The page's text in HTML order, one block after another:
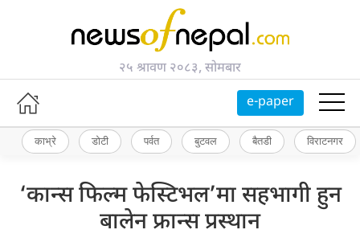
२५ श्रावण २०८३, सोमबार
e-paper
काभ्रे डोटी पर्वत बुटवल बैतडी विराटनगर
‘कान्स फिल्म फेस्टिभल’मा सहभागी हुन
बालेन फ्रान्स प्रस्थान